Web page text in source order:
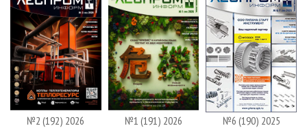
№2 (192) 2026 №1 (191) 2026 №6 (190) 2025